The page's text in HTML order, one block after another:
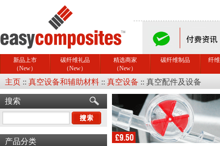
新品上市
（New）
碳纤维礼品
（New）
精选商家
（New）
碳纤维制品 纤
主页 :: 真空设备和辅助材料 :: 真空设备 :: 真空配件及设备
搜索
产品分类